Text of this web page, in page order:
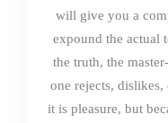
will give you a
expound the actual
the truth, the
one rejects, dislikes,
it is pleasure, but